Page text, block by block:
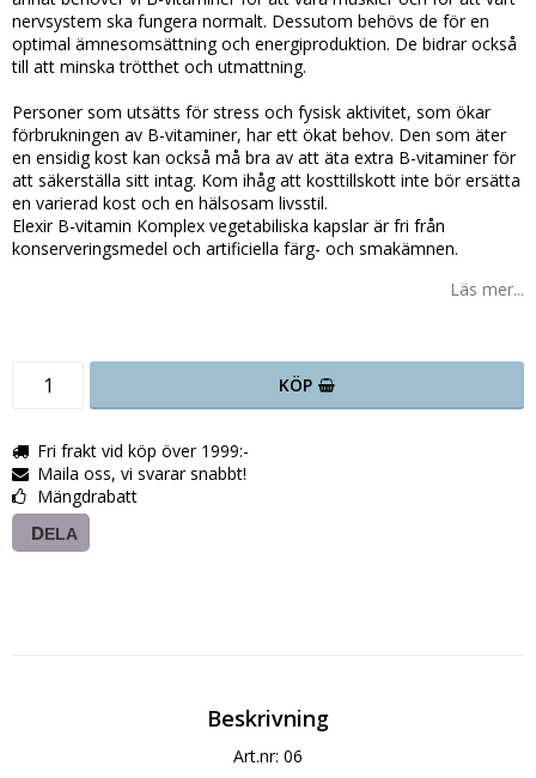
nervsystem ska fungera normalt. Dessutom behövs de för en
optimal ämnesomsättning och energiproduktion. De bidrar också
till att minska trötthet och utmattning.
Personer som utsätts för stress och fysisk aktivitet, som ökar
förbrukningen av B-vitaminer, har ett ökat behov. Den som äter
en ensidig kost kan också må bra av att äta extra B-vitaminer för
att säkerställa sitt intag. Kom ihåg att kosttillskott inte bör ersätta
en varierad kost och en hälsosam livsstil.
Elexir B-vitamin Komplex vegetabiliska kapslar är fri från
konserveringsmedel och artificiella färg- och smakämnen.
Läs mer...
KÖP
Fri frakt vid köp över 1999:-
Maila oss, vi svarar snabbt!
Mängdrabatt
DELA
Beskrivning
Art.nr: 06